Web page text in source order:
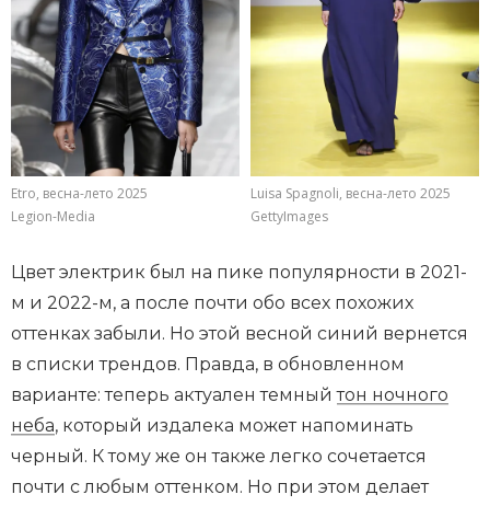
Etro, весна-лето 2025
Legion-Media
Luisa Spagnoli, весна-лето 2025
GettyImages
Цвет электрик был на пике популярности в 2021-
м и 2022-м, а после почти обо всех похожих
оттенках забыли. Но этой весной синий вернется
в списки трендов. Правда, в обновленном
варианте: теперь актуален темныйтон ночного
неба, который издалека может напоминать
черный. К тому же он также легко сочетается
почти с любым оттенком. Но при этом делает